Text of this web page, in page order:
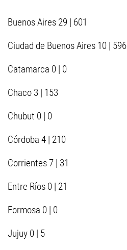
Buenos Aires 29 | 601
Ciudad de Buenos Aires 10 | 596
Catamarca 0 | 0
Chaco 3 | 153
Chubut 0 | 0
Córdoba 4 | 210
Corrientes 7 | 31
Entre Ríos 0 | 21
Formosa 0 | 0
Jujuy 0 | 5